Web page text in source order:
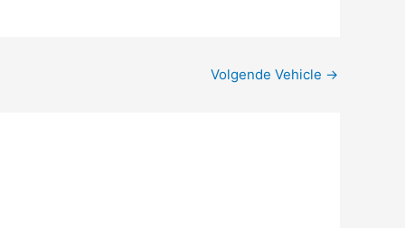
Volgende Vehicle →